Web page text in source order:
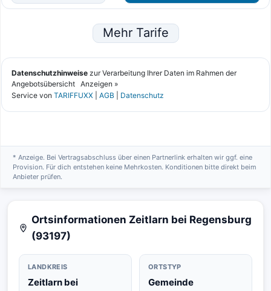
* Anzeige. Bei Vertragsabschluss über einen Partnerlink erhalten wir ggf. eine
Provision. Für dich entstehen keine Mehrkosten. Konditionen bitte direkt beim
Anbieter prüfen.
Ortsinformationen Zeitlarn bei Regensburg
(93197)
LANDKREIS
Zeitlarn bei
ORTSTYP
Gemeinde